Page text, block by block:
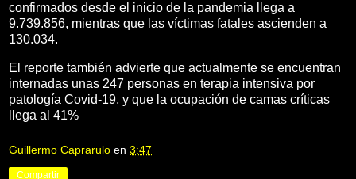
confirmados desde el inicio de la pandemia llega a
9.739.856, mientras que las víctimas fatales ascienden a
130.034.
El reporte también advierte que actualmente se encuentran
internadas unas 247 personas en terapia intensiva por
patología Covid-19, y que la ocupación de camas críticas
llega al 41%
Guillermo Caprarulo en 3:47
Compartir